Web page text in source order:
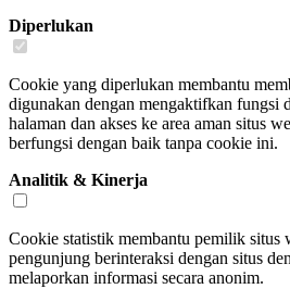
Diperlukan
Cookie yang diperlukan membantu
digunakan dengan mengaktifkan fungsi
halaman dan akses ke area aman situs
berfungsi dengan baik tanpa cookie ini.
Analitik & Kinerja
Cookie statistik membantu pemilik situs
pengunjung berinteraksi dengan situs
melaporkan informasi secara anonim.